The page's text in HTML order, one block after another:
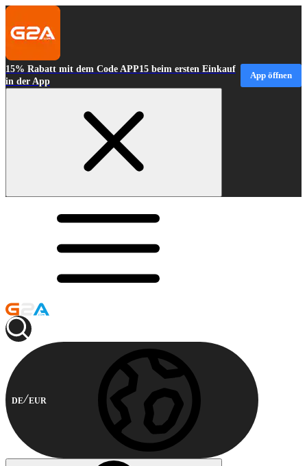
15% Rabatt mit dem Code APP15 beim ersten Einkauf
in der App
App öffnen
DE EUR